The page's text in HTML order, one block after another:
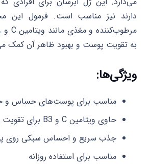
دارند نیز مناسب است. فرمول این
به تقویت پوست و بهبود ظاهر آن کمک
ویژگی‌ها:
مناسب برای پوست‌های حساس
حاوی ویتامین C و B3 برای تقویت و تغذیه پوست
جذب سریع و احساس سبکی روی
مناسب برای استفاده روزانه